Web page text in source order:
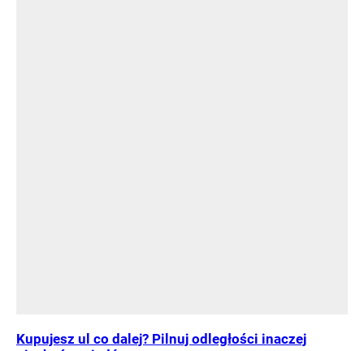
Kupujesz ul co dalej? Pilnuj odległości inaczej